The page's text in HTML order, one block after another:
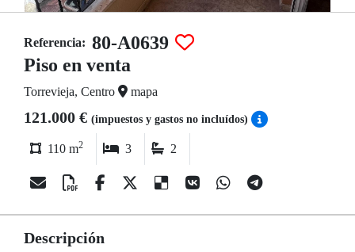
Referencia: 80-A0639
Piso en venta
Torrevieja, Centro mapa
121.000 € (impuestos y gastos no incluídos)
110 m2 3 2
Descripción